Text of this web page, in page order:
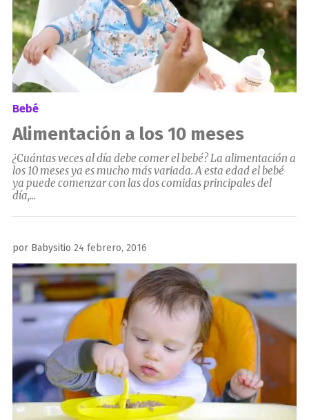
Bebé
Alimentación a los 10 meses
¿Cuántas veces al día debe comer el bebé? La alimentación a
los 10 meses ya es mucho más variada. A esta edad el bebé
ya puede comenzar con las dos comidas principales del
día,...
por Babysitio Publicado
el
24 febrero, 2016